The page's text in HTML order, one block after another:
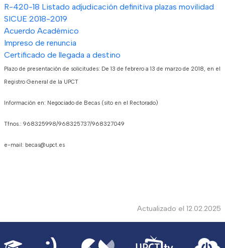
R-420-18 Listado adjudicación definitiva plazas movilidad
SICUE 2018-2019
Acuerdo Académico
Impreso de renuncia
Certificado de llegada a destino
Plazo de presentación de solicitudes: De 13 de febrero a 13 de marzo de 2018, en el
Registro General de la UPCT
Información en: Negociado de Becas (sito en el Rectorado)
Tfnos.: 968325998/968325737/968327049
e-mail: becas@upct.es
Actualizado el 12.02.2025